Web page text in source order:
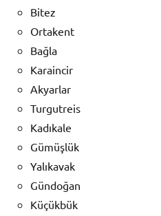
Bitez
Ortakent
Bağla
Karaincir
Akyarlar
Turgutreis
Kadıkale
Gümüşlük
Yalıkavak
Gündoğan
Küçükbük